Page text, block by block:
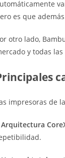
es que
otro lado,
y todas
impresoras de
Arquitectura